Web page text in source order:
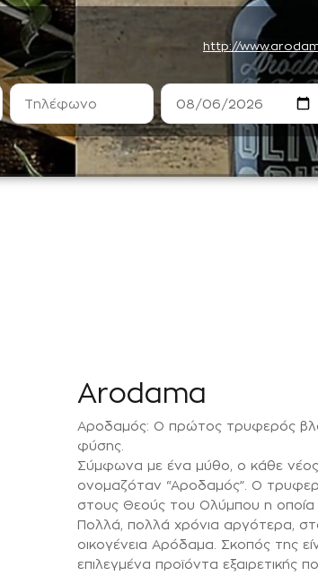
http://
Arodama
Αροδαμός: Ο πρώτος τρυφερός
φύσης.
Σύμφωνα με ένα μύθο, ο κάθε
ονομαζόταν “Αροδαμός”. Ο
στους Θεούς του Ολύμπου η οποία
Πολλά, πολλά χρόνια αργότερα,
οικογένεια Αρόδαμα. Σκοπός της
επιλεγμένα προϊόντα